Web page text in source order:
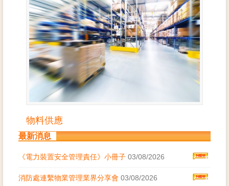
物料供應
最新消息
《電力裝置安全管理責任》小冊子 03/08/2026
消防處連繫物業管理業界分享會 03/08/2026